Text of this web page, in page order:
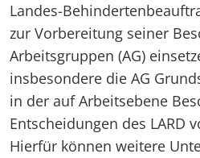
Landes-
zur Vorbereitung seiner
Arbeitsgruppen (AG)
insbesondere die AG
in der auf Arbeitsebene
Entscheidungen des LARD
Hierfür können weitere